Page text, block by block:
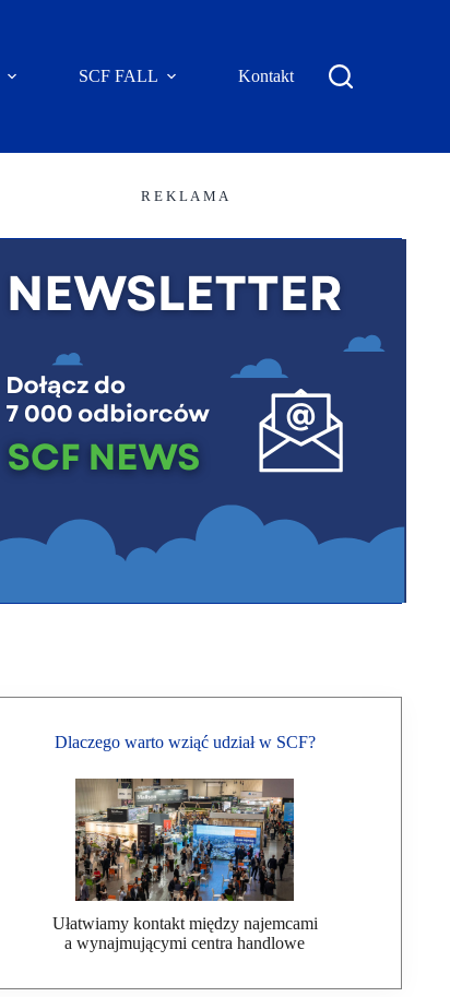
SCF FALL Kontakt
R E K L A M A
Dlaczego warto wziąć udział w SCF?
Ułatwiamy kontakt między najemcami
a wynajmującymi centra handlowe